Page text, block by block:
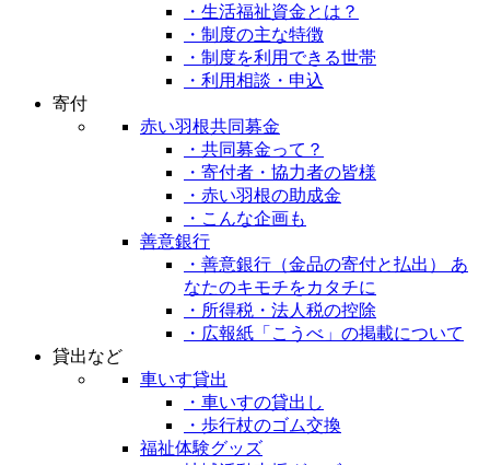
・生活福祉資金とは？
・制度の主な特徴
・制度を利用できる世帯
・利用相談・申込
寄付
赤い羽根共同募金
・共同募金って？
・寄付者・協力者の皆様
・赤い羽根の助成金
・こんな企画も
善意銀行
・善意銀行（金品の寄付と払出） あ
なたのキモチをカタチに
・所得税・法人税の控除
・広報紙「こうべ」の掲載について
貸出など
車いす貸出
・車いすの貸出し
・歩行杖のゴム交換
福祉体験グッズ